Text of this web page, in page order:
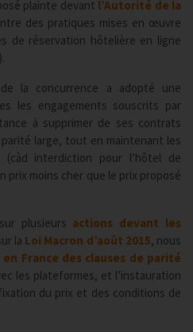
plainte devant l’Autorité de la
des pratiques mises en œuvre
de réservation hôtelière en ligne
la concurrence a adopté une
les engagements souscrits par
à supprimer de ses contrats
large, tout en maintenant les
(càd interdiction pour l’hôtel de
prix moins cher que le prix proposé
plusieurs actions devant les
la Loi Macron d’août 2015, nous
France des clauses de parité
les plateformes, et l’instauration
du prix et des conditions de